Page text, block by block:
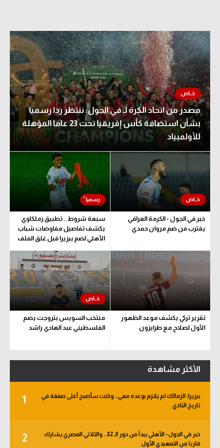
مصدر من اتحاد الكرة لـ في الجول: ننتظر ردا رسميا
بشأن استضافة كأس إفريقيا تحت 23 عاما المؤهلة
للأولمبياد
خبر في الجول - الكرمة العراقي
يقترب من ضم مروان حمدي
سبعة شروط.. تطبيق زملكاوي
يكشف تفاصيل مفاوضات شباب
الأهلي لضم بيزيرا قبل غلق الملف
تقرير تركي يكشف موعد الظهور
الأول لصلاح مع طرابزون
منتخب السويس بتروجت يضم
الفلسطيني عبد الهادي راشد
الأكثر مشاهدة
1
بيزيرا: الزمالك لم يلتزم بوعده معي.. وكنت سأصبح أغلى صفقة في
تاريخ النادي
2
خبر في الجول - الأهلي يبدأ من دور الـ 32.. والثلاثي المصري يشارك
قاريا من التمهيدي الأول